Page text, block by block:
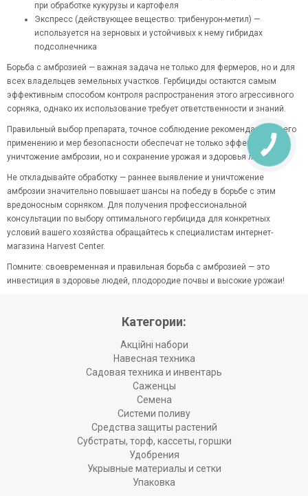
при обработке кукурузы и картофеля
Экспресс (действующее вещество: трибенурон-метил) —
используется на зерновых и устойчивых к нему гибридах
подсолнечника
Борьба с амброзией — важная задача не только для фермеров, но и для
всех владельцев земельных участков. Гербициды остаются самым
эффективным способом контроля распространения этого агрессивного
сорняка, однако их использование требует ответственности и знаний.
Правильный выбор препарата, точное соблюдение рекомендаций по его
применению и мер безопасности обеспечат не только эффективное
уничтожение амброзии, но и сохранение урожая и здоровья людей.
Не откладывайте обработку — раннее выявление и уничтожение
амброзии значительно повышает шансы на победу в борьбе с этим
вредоносным сорняком. Для получения профессиональной
консультации по выбору оптимального гербицида для конкретных
условий вашего хозяйства обращайтесь к специалистам интернет-
магазина Harvest Center.
Помните: своевременная и правильная борьба с амброзией — это
инвестиция в здоровье людей, плодородие почвы и высокие урожаи!
Категории:
Акційні набори
Навесная техника
Садовая техника и инвентарь
Саженцы
Семена
Системи поливу
Средства защиты растений
Субстраты, торф, кассеты, горшки
Удобрения
Укрывные материалы и сетки
Упаковка